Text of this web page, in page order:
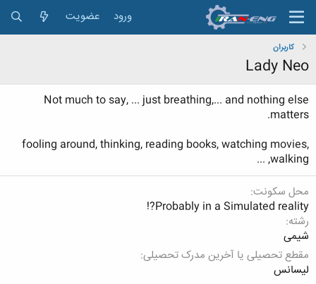
ورود عضویت
کاربران
Lady Neo
Not much to say, ... just breathing,... and nothing else
matters.
fooling around, thinking, reading books, watching movies,
walking, ...
محل سکونت
Probably in a Simulated reality?!
رشته
شیمی
مقطع تحصیلی یا آخرین مدرک تحصیلی
لیسانس